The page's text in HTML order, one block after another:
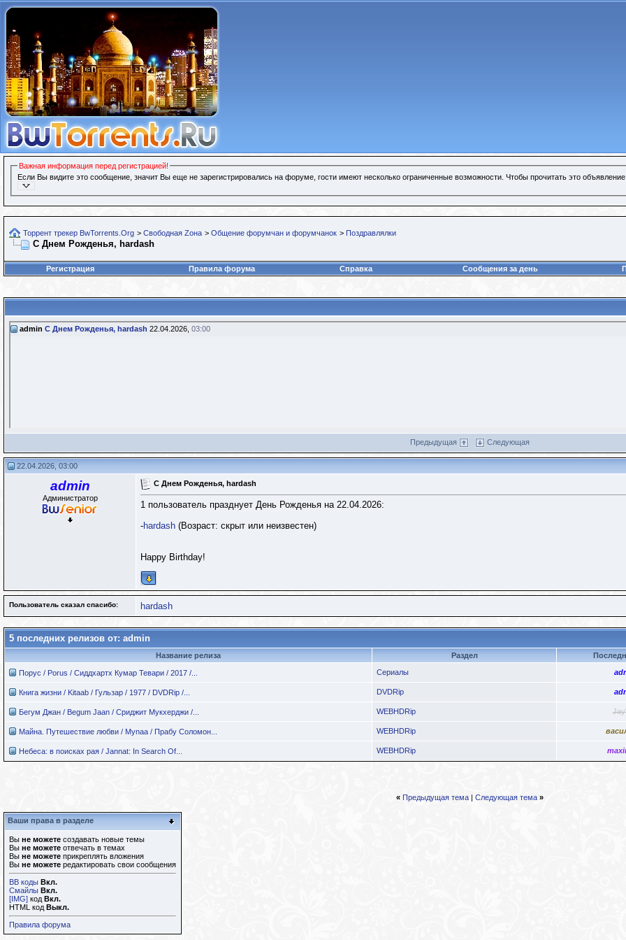
Важная информация перед регистрацией!
Если Вы видите это сообщение, значит Вы еще не зарегистрировались на форуме, гости имеют несколько ограниченные возможности. Чтобы прочитать это
Торрент трекер BwTorrents.Org > Свободная Zона > Общение форумчан и форумчанок > Поздравлялки
С Днем Рожденья, hardash
Регистрация Правила форума Справка Сообщения за день
admin С Днем Рожденья, hardash 22.04.2026, 03:00
Предыдущая Следующая
22.04.2026, 03:00
admin
Администратор
С Днем Рожденья, hardash
1 пользователь празднует День Рожденья на 22.04.2026:
-hardash (Возраст: скрыт или неизвестен)
Happy Birthday!
Пользователь сказал cпасибо: hardash
5 последних релизов от: admin
Название релиза Раздел
Порус / Porus / Сиддхартх Кумар Тевари / 2017 /... Сериалы
Книга жизни / Kitaab / Гульзар / 1977 / DVDRip /... DVDRip
Бегум Джан / Begum Jaan / Сриджит Мукхерджи /... WEBHDRip
Майна. Путешествие любви / Mynaa / Прабу Соломон... WEBHDRip
Небеса: в поисках рая / Jannat: In Search Of... WEBHDRip
« Предыдущая тема| Следующая тема »
Ваши права в разделе
Вы не можете создавать новые темы
Вы не можете отвечать в темах
Вы не можете прикреплять вложения
Вы не можете редактировать свои сообщения
BB коды Вкл.
Смайлы Вкл.
[IMG] код Вкл.
HTML код Выкл.
Правила форума